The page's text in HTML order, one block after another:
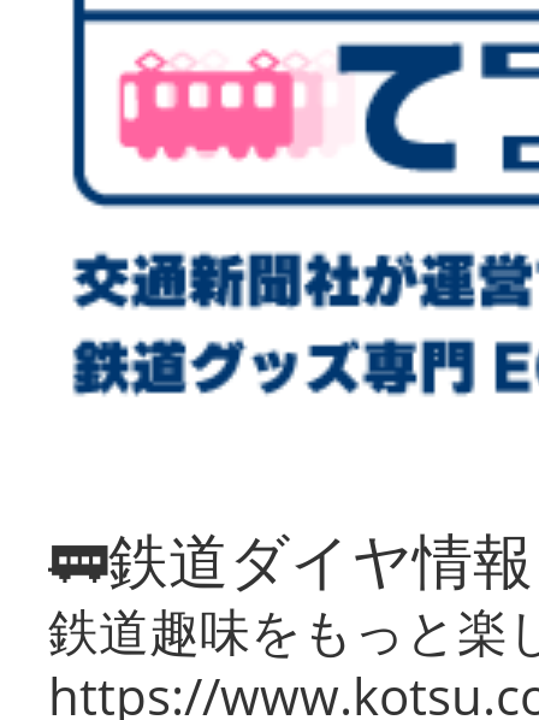
🚃鉄道ダイヤ情
鉄道趣味をもっと楽
https://